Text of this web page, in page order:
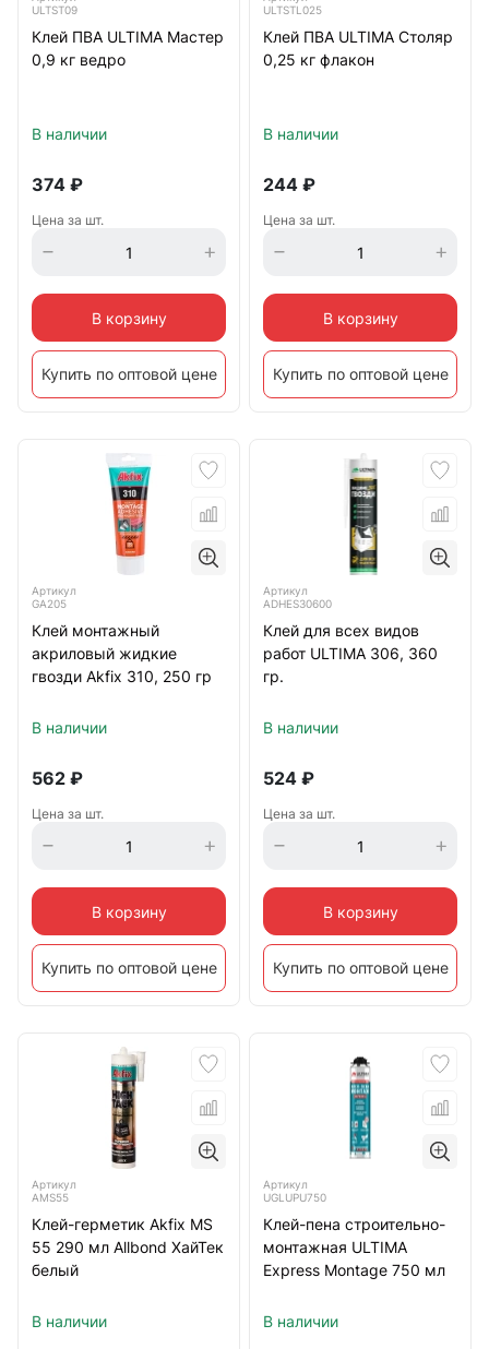
ULTST09
Клей ПВА ULTIMA Мастер
0,9 кг ведро
В наличии
374 ₽
Цена за шт.
В корзину
Купить по оптовой цене
ULTSTL025
Клей ПВА ULTIMA Столяр
0,25 кг флакон
В наличии
244 ₽
Цена за шт.
В корзину
Купить по оптовой цене
Артикул
GA205
Клей монтажный
акриловый жидкие
гвозди Akfix 310, 250 гр
В наличии
562 ₽
Цена за шт.
В корзину
Купить по оптовой цене
Артикул
ADHES30600
Клей для всех видов
работ ULTIMA 306, 360
гр.
В наличии
524 ₽
Цена за шт.
В корзину
Купить по оптовой цене
Артикул
AMS55
Клей-герметик Akfix MS
55 290 мл Allbond ХайТек
белый
В наличии
Артикул
UGLUPU750
Клей-пена строительно-
монтажная ULTIMA
Express Montage 750 мл
В наличии